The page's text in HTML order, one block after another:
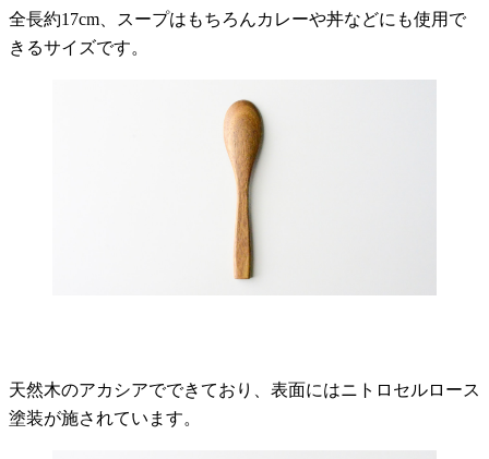
全長約17cm、スープはもちろんカレーや丼などにも使用で
きるサイズです。
天然木のアカシアでできており、表面にはニトロセルロース
塗装が施されています。